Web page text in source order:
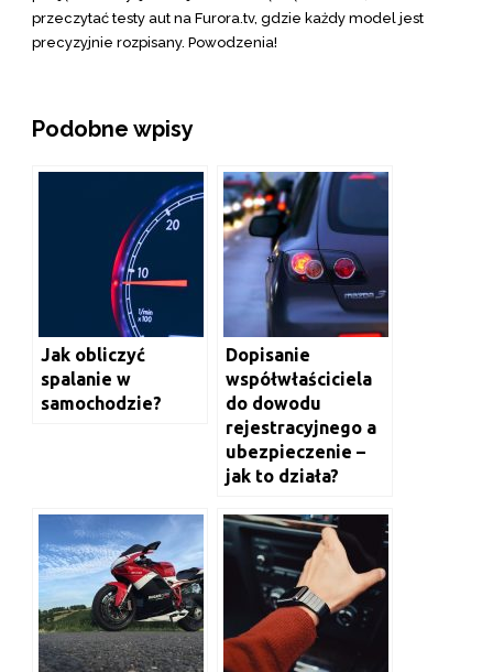
przeczytać testy aut na Furora.tv, gdzie każdy model jest
precyzyjnie rozpisany. Powodzenia!
Podobne wpisy
Jak obliczyć
spalanie w
samochodzie?
Dopisanie
współwłaściciela
do dowodu
rejestracyjnego a
ubezpieczenie –
jak to działa?